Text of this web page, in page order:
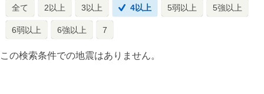
全て 2以上 3以上 4以上 5弱以上 5強以上
6弱以上 6強以上 7
この検索条件での地震はありません。